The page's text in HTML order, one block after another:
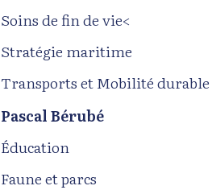
Soins de fin de vie<
Stratégie maritime
Transports et Mobilité durable
Pascal Bérubé
Éducation
Faune et parcs